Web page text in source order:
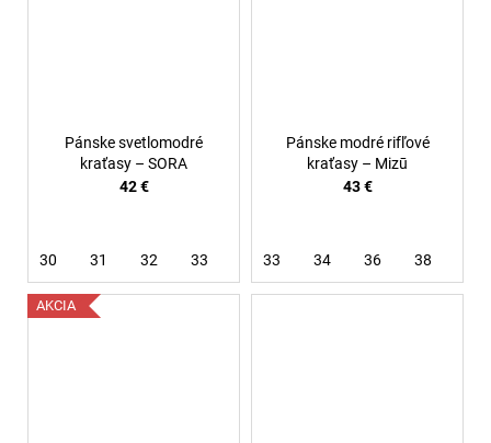
Pánske svetlomodré
kraťasy – SORA
42 €
30 31 32 33
Pánske modré rifľové
kraťasy – Mizū
43 €
33 34 36 38
AKCIA